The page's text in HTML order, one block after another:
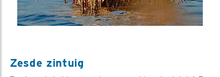
Zesde zintuig